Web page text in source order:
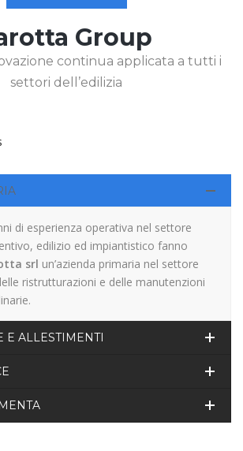
Group
continua applicata a tutti i
settori dell’edilizia
di esperienza operativa nel settore
edilizio ed impiantistico fanno
srl un’azienda primaria nel settore
ristrutturazioni e delle manutenzioni
E ALLESTIMENTI